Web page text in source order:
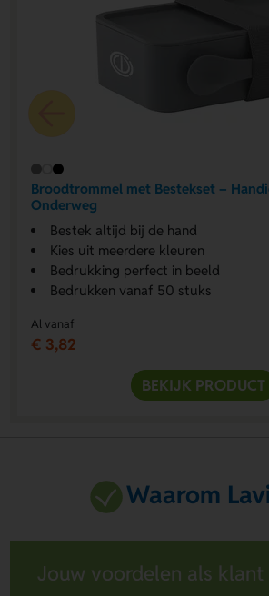
Broodtrommel met Bestekset –
Onderweg
Bestek altijd bij de hand
Kies uit meerdere kleuren
Bedrukking perfect in beeld
Bedrukken vanaf 50 stuks
Al vanaf
€ 3,82
BEKIJK PRODUCT
Waarom
Jouw voordelen als klant